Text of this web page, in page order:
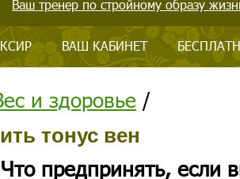
Ваш тренер по стройному образу
ВАШ КАБИНЕТ
и здоровье /
тонус вен
Что предпринять, если